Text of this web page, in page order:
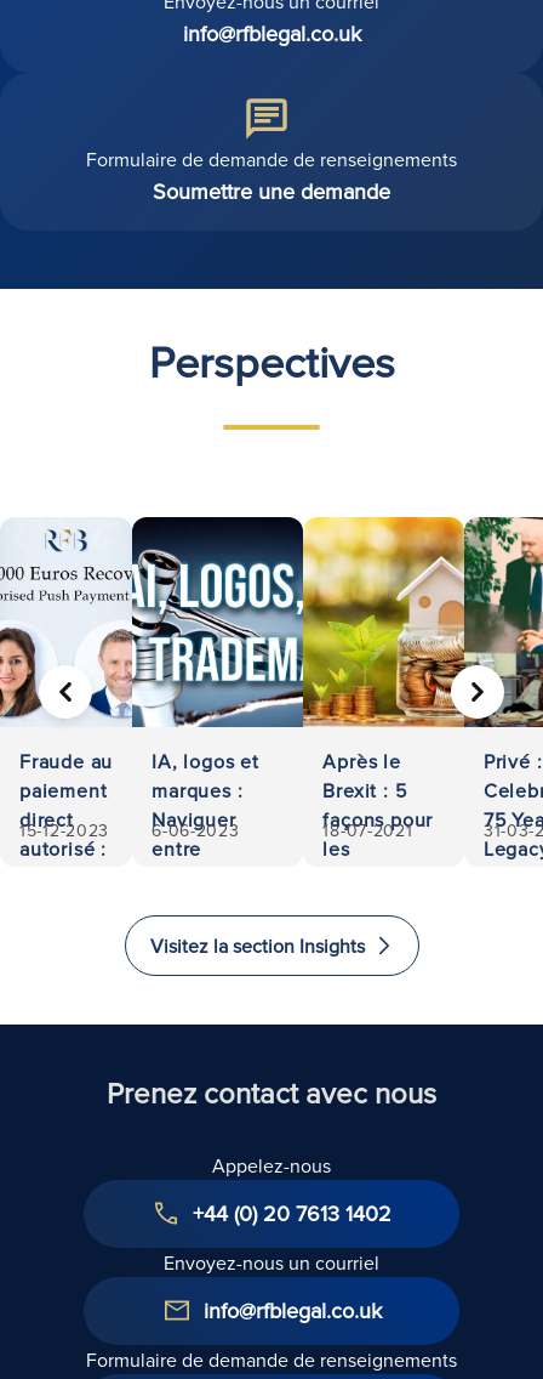
info@rfblegal.co.uk
Formulaire de demande de renseignements
Soumettre une demande
Perspectives
Fraude au
paiement
direct
autorisé :
15-12-2023
IA, logos et
marques :
Naviguer
entre
6-06-2023
Après le
Brexit : 5
façons pour
les
d'immigrer
au
Uni
18-07-2021
Privé :
75
31-03-
PRÉCÉDENT
Visitez la section Insights
Prenez contact avec nous
Appelez-nous
+44 (0) 20 7613 1402
Envoyez-nous un courriel
info@rfblegal.co.uk
Formulaire de demande de renseignements